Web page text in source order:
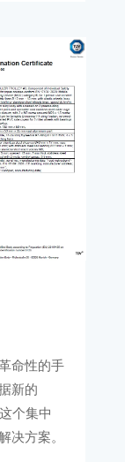
命性的手
新的
个集中
决方案。